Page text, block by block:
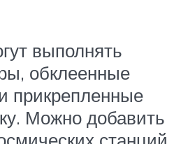
выполнять
обклеенные
прикрепленные
Можно добавить